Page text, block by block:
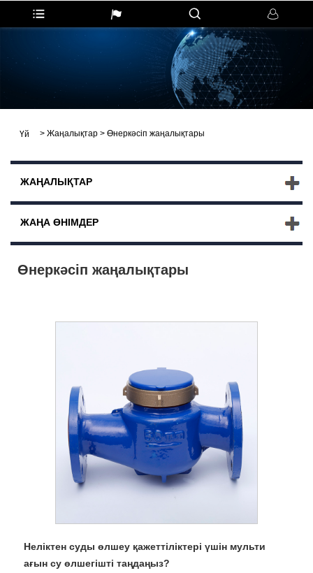
Үй > Жаңалықтар > Өнеркәсіп жаңалықтары
ЖАҢАЛЫҚТАР
ЖАҢА ӨНІМДЕР
Өнеркәсіп жаңалықтары
Неліктен суды өлшеу қажеттіліктері үшін мульти
ағын су өлшегішті таңдаңыз?